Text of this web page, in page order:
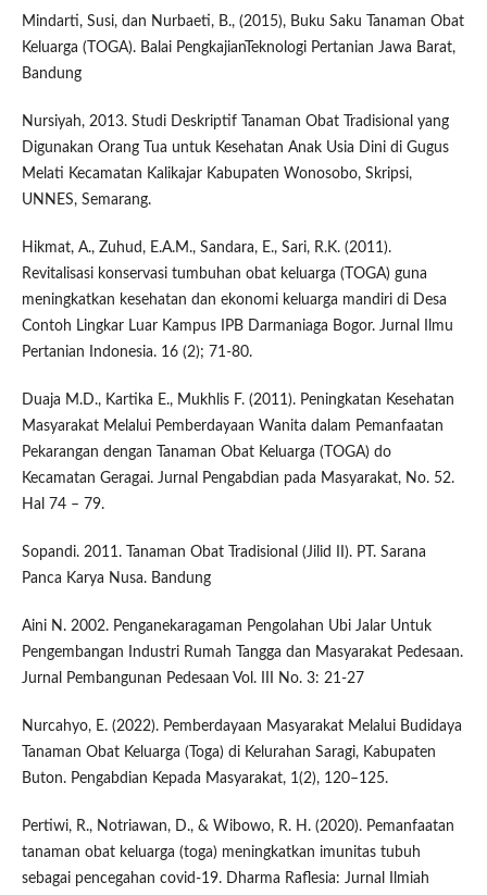
Mindarti, Susi, dan Nurbaeti, B., (2015), Buku Saku Tanaman Obat
Keluarga (TOGA). Balai PengkajianTeknologi Pertanian Jawa Barat,
Bandung
Nursiyah, 2013. Studi Deskriptif Tanaman Obat Tradisional yang
Digunakan Orang Tua untuk Kesehatan Anak Usia Dini di Gugus
Melati Kecamatan Kalikajar Kabupaten Wonosobo, Skripsi,
UNNES, Semarang.
Hikmat, A., Zuhud, E.A.M., Sandara, E., Sari, R.K. (2011).
Revitalisasi konservasi tumbuhan obat keluarga (TOGA) guna
meningkatkan kesehatan dan ekonomi keluarga mandiri di Desa
Contoh Lingkar Luar Kampus IPB Darmaniaga Bogor. Jurnal Ilmu
Pertanian Indonesia. 16 (2); 71-80.
Duaja M.D., Kartika E., Mukhlis F. (2011). Peningkatan Kesehatan
Masyarakat Melalui Pemberdayaan Wanita dalam Pemanfaatan
Pekarangan dengan Tanaman Obat Keluarga (TOGA) do
Kecamatan Geragai. Jurnal Pengabdian pada Masyarakat, No. 52.
Hal 74 – 79.
Sopandi. 2011. Tanaman Obat Tradisional (Jilid II). PT. Sarana
Panca Karya Nusa. Bandung
Aini N. 2002. Penganekaragaman Pengolahan Ubi Jalar Untuk
Pengembangan Industri Rumah Tangga dan Masyarakat Pedesaan.
Jurnal Pembangunan Pedesaan Vol. III No. 3: 21-27
Nurcahyo, E. (2022). Pemberdayaan Masyarakat Melalui Budidaya
Tanaman Obat Keluarga (Toga) di Kelurahan Saragi, Kabupaten
Buton. Pengabdian Kepada Masyarakat, 1(2), 120–125.
Pertiwi, R., Notriawan, D., & Wibowo, R. H. (2020). Pemanfaatan
tanaman obat keluarga (toga) meningkatkan imunitas tubuh
sebagai pencegahan covid-19. Dharma Raflesia: Jurnal Ilmiah